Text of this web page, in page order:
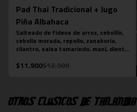
Pad Thai Tradicional + Jugo
Piña Albahaca
Salteado de fideos de arroz, cebollín,
cebolla morada, repollo, zanahoria,
cilantro, salsa tamarindo, maní, diente
unidades), tofu y pollo. Más jugo
$11.900$12.900
Otros clásicos de Tailandia